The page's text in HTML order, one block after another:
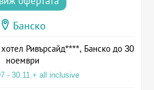
Банско
Ривърсайд****, Банско до 30
ноември
- 30.11 + all inclusive